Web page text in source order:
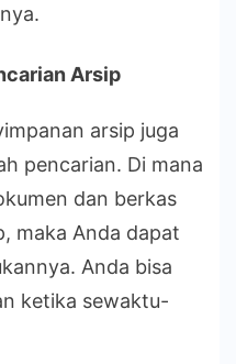
Arsip
arsip juga
pencarian. Di mana
dan berkas
maka Anda dapat
Anda bisa
ketika sewaktu-